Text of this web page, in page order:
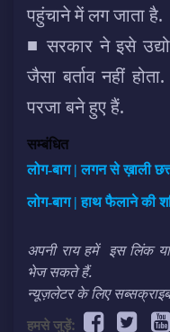
पहुंचाने में लग जाता है.
■ सरकार ने इसे
जैसा बर्ताव नहीं
परजा बने हुए हैं.
सम्बंधित
लोग-बाग | लगन से ख़ाली
लोग-बाग | हाथ फैलाने की
अपनी राय हमें इस लिंक
भेज सकते हैं.
न्यूज़लेटर के लिए
हमसे जुड़ें: